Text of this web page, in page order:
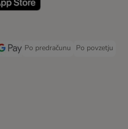
Payment Method
pay Payment Method
Po predračunu
Po predračunu Payment Method
Po povzetju
Po povzetju